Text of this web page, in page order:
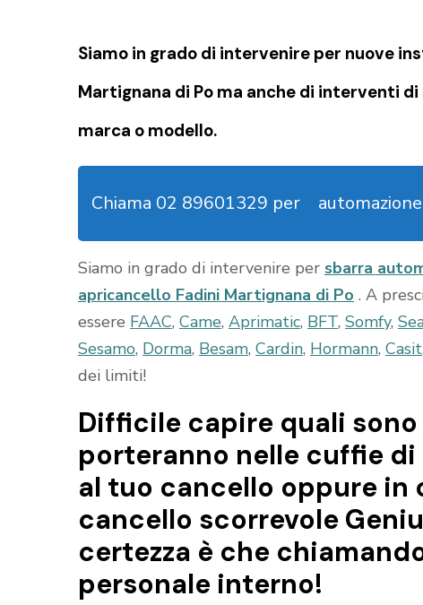
Siamo in grado di intervenire per nuove
Martignana di Po ma anche di interventi
marca o modello.
Chiama 02 89601329 per
Siamo in grado di intervenire per sbarra
apricancello Fadini Martignana di Po . A
essere FAAC, Came, Aprimatic, BFT, Somfy,
Sesamo, Dorma, Besam, Cardin, Hormann, Casit,
dei limiti!
Difficile capire quali
porteranno nelle cuffie
al tuo cancello oppure in
cancello scorrevole
certezza è che
personale interno!